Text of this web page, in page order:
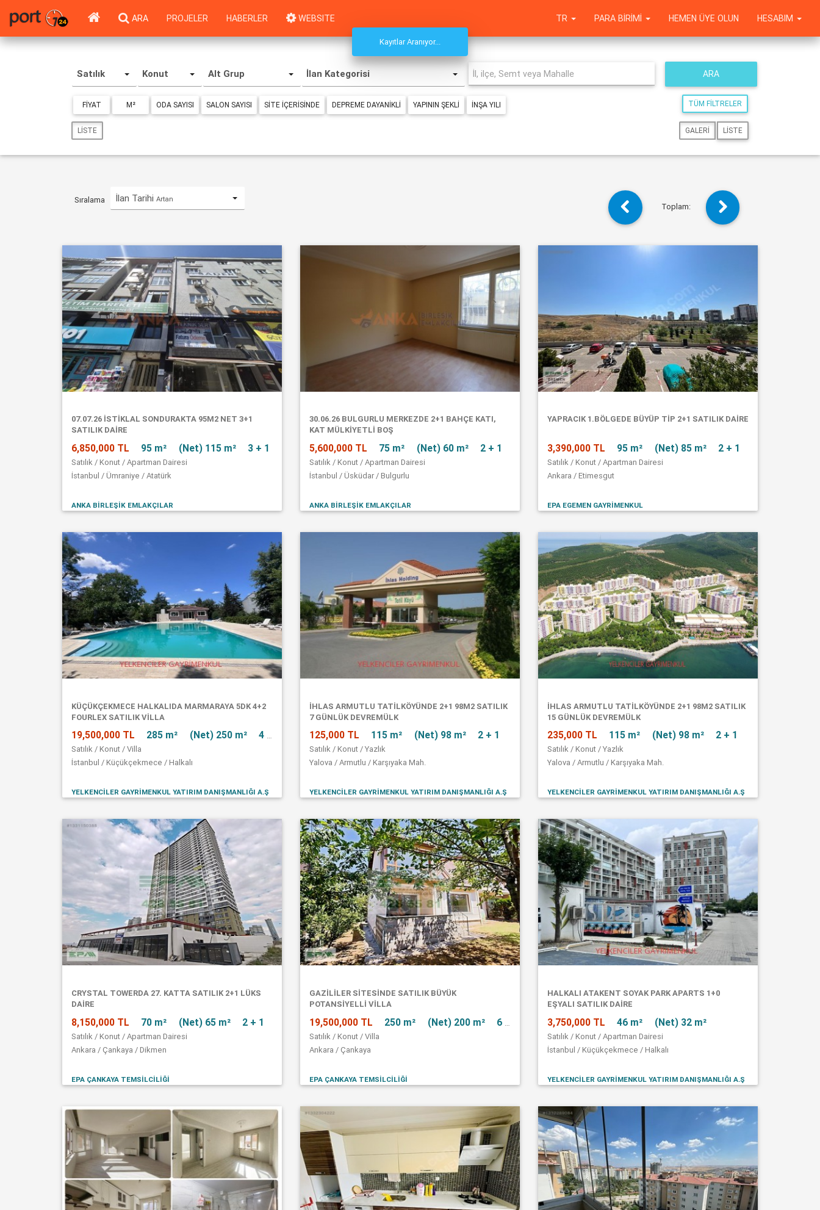
ARA PROJELER HABERLER WEBSITE HESABIM
HEMEN ÜYE OLUN
PARA BIRIMI
TR
Kayıtlar Aranıyor...
Satılık Konut Alt Grup İlan Kategorisi ARA
FIYAT M² ODA SAYISI SALON SAYISI SITE IÇERISINDE DEPREME DAYANIKLI YAPININ ŞEKLI İNŞA YILI TÜM FILTRELER
LISTE GALERI LISTE
Sıralama İlan Tarihi Artan
Toplam:
07.07.26 İSTİKLAL SONDURAKTA 95M2 NET 3+1
SATILIK DAİRE
6,850,000 TL 95 m² (Net) 115 m² 3 + 1
Satılık / Konut / Apartman Dairesi
İstanbul / Ümraniye / Atatürk
ANKA BİRLEŞİK EMLAKÇILAR
30.06.26 BULGURLU MERKEZDE 2+1 BAHÇE KATI,
KAT MÜLKİYETLİ BOŞ
5,600,000 TL 75 m² (Net) 60 m² 2 + 1
Satılık / Konut / Apartman Dairesi
İstanbul / Üsküdar / Bulgurlu
ANKA BİRLEŞİK EMLAKÇILAR
YAPRACIK 1.BÖLGEDE BÜYÜP TİP 2+1 SATILIK DAİRE
3,390,000 TL 95 m² (Net) 85 m² 2 + 1
Satılık / Konut / Apartman Dairesi
Ankara / Etimesgut
EPA EGEMEN GAYRİMENKUL
KÜÇÜKÇEKMECE HALKALIDA MARMARAYA 5DK 4+2
FOURLEX SATILIK VİLLA
19,500,000 TL 285 m² (Net) 250 m² 4 + 2
Satılık / Konut / Villa
İstanbul / Küçükçekmece / Halkalı
YELKENCİLER GAYRİMENKUL YATIRIM DANIŞMANLIĞI A.Ş
İHLAS ARMUTLU TATİLKÖYÜNDE 2+1 98M2 SATILIK
7 GÜNLÜK DEVREMÜLK
125,000 TL 115 m² (Net) 98 m² 2 + 1
Satılık / Konut / Yazlık
Yalova / Armutlu / Karşıyaka Mah.
YELKENCİLER GAYRİMENKUL YATIRIM DANIŞMANLIĞI A.Ş
İHLAS ARMUTLU TATİLKÖYÜNDE 2+1 98M2 SATILIK
15 GÜNLÜK DEVREMÜLK
235,000 TL 115 m² (Net) 98 m² 2 + 1
Satılık / Konut / Yazlık
Yalova / Armutlu / Karşıyaka Mah.
YELKENCİLER GAYRİMENKUL YATIRIM DANIŞMANLIĞI A.Ş
CRYSTAL TOWERDA 27. KATTA SATILIK 2+1 LÜKS
DAİRE
8,150,000 TL 70 m² (Net) 65 m² 2 + 1
Satılık / Konut / Apartman Dairesi
Ankara / Çankaya / Dikmen
EPA ÇANKAYA TEMSİLCİLİĞİ
GAZİLİLER SİTESİNDE SATILIK BÜYÜK
POTANSİYELLİ VİLLA
19,500,000 TL 250 m² (Net) 200 m² 6 + 1
Satılık / Konut / Villa
Ankara / Çankaya
EPA ÇANKAYA TEMSİLCİLİĞİ
HALKALI ATAKENT SOYAK PARK APARTS 1+0
EŞYALI SATILIK DAİRE
3,750,000 TL 46 m² (Net) 32 m²
Satılık / Konut / Apartman Dairesi
İstanbul / Küçükçekmece / Halkalı
YELKENCİLER GAYRİMENKUL YATIRIM DANIŞMANLIĞI A.Ş